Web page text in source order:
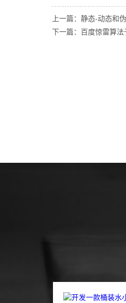
上一篇：静态-动态和
下一篇：百度惊雷算